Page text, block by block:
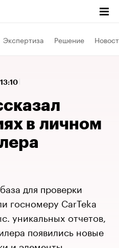
Экспертиза Решение
в личном
для проверки
госномеру CarTeka
уникальных отчетов,
появились новые